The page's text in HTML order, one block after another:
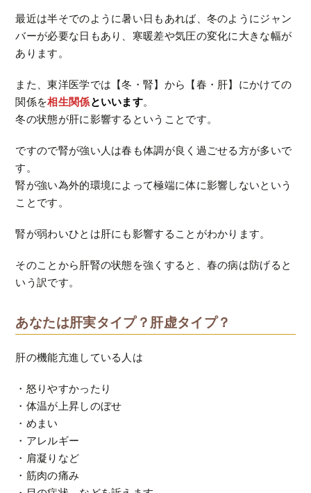
最近は半そでのように暑い日もあれば、冬のようにジャン
バーが必要な日もあり、寒暖差や気圧の変化に大きな幅が
あります。
また、東洋医学では【冬・腎】から【春・肝】にかけての
関係を相生関係といいます。
冬の状態が肝に影響するということです。
ですので腎が強い人は春も体調が良く過ごせる方が多いで
す。
腎が強い為外的環境によって極端に体に影響しないという
ことです。
腎が弱わいひとは肝にも影響することがわかります。
そのことから肝腎の状態を強くすると、春の病は防げると
いう訳です。
あなたは肝実タイプ？肝虚タイプ？
肝の機能亢進している人は
・怒りやすかったり
・体温が上昇しのぼせ
・めまい
・アレルギー
・肩凝りなど
・筋肉の痛み